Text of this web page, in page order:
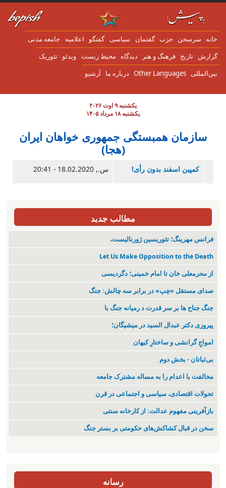
به محتوای اصلی
سرسخن حزب گفتمان سياسی گفتگو اعلاميه جامعه مدنی
تاریخ فرهنگ و هنر دیدگاه محیط زیست ویدئو تئوریک
Other Languages درباره ما آرشیو
یکشنبه ۹ اوت ۲۰۲۶
یکشنبه ۱۸ مرداد ۱۴۰۵
سازمان همبستگی جمهوری خواهان ایران
(هجا)
کمپین اسفند بدون رأی! س., 18.02.2020 - 20:41
مطالب جدید
فرانس مهرینگ؛ تئوریسین ژورنالیست،
Let Us Make Opposition to the Death
از محرمعلی خان تا امام خمینی؛ دگردیسی
صدای مستقل «چپ» در برابر سه چالش: جنگ
جنگ جناح ها بر سر قدرت د رمیانە جنگ با
پیروزی دکتر عبدال السید در میشیگان؛
‌امواجِ گرانشی و ساختارِ کیهان
بی‌ثباتان - بخش دوم
مخالفت با اعدام را به مساله مشترک جامعه
تحولات اقتصادی، سیاسی و اجتماعی در قرن
بازآفرینی مفهوم عدالت: از کارخانه سنتی
سخن در قبال کشاکش‌های حکومتی بر بستر جنگ
رسانه